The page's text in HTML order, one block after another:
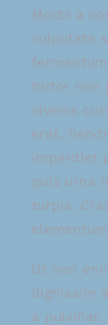
Morbi a
vulputate
tortor non
viverra
erat,
imperdiet
quis urna
turpis.
Ut non
dignissim
a pulvinar.